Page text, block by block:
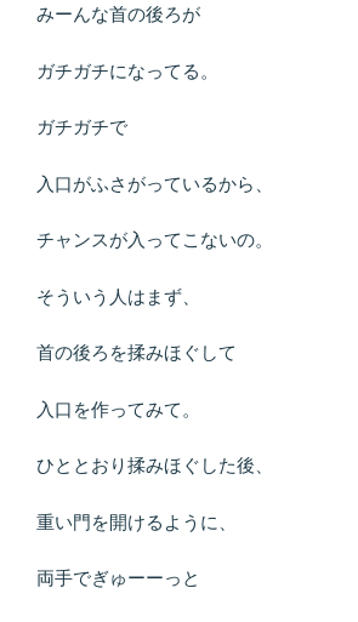
みーんな首の後ろが
ガチガチになってる。
ガチガチで
入口がふさがっているから、
チャンスが入ってこないの。
そういう人はまず、
首の後ろを揉みほぐして
入口を作ってみて。
ひととおり揉みほぐした後、
重い門を開けるように、
両手でぎゅーーっと